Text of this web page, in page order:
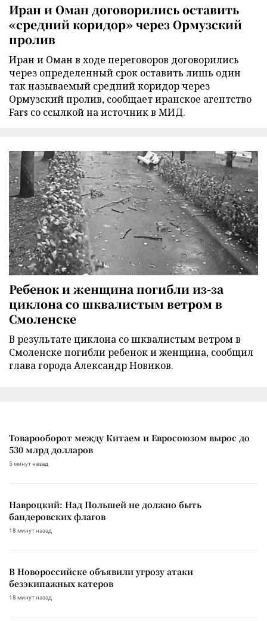
Иран и Оман договорились оставить
«средний коридор» через Ормузский
пролив
Иран и Оман в ходе переговоров договорились
через определенный срок оставить лишь один
так называемый средний коридор через
Ормузский пролив, сообщает иранское агентство
Fars со ссылкой на источник в МИД.
Ребенок и женщина погибли из-за
циклона со шквалистым ветром в
Смоленске
В результате циклона со шквалистым ветром в
Смоленске погибли ребенок и женщина, сообщил
глава города Александр Новиков.
Товарооборот между Китаем и Евросоюзом вырос до
530 млрд долларов
5 минут назад
Навроцкий: Над Польшей не должно быть
бандеровских флагов
18 минут назад
В Новороссийске объявили угрозу атаки
безэкипажных катеров
18 минут назад